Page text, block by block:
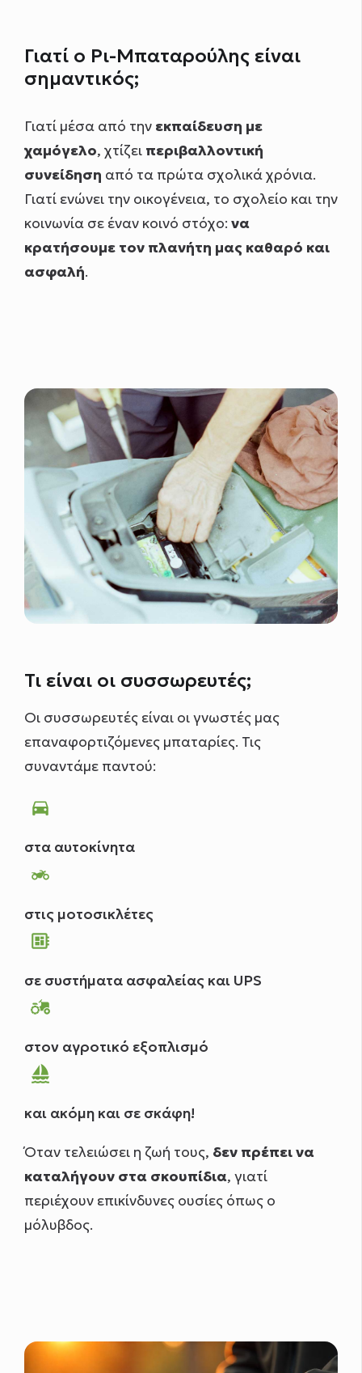
Γιατί ο Ρι-Μπαταρούλης είναι
σημαντικός;
Γιατί μέσα από την εκπαίδευση με
χαμόγελο, χτίζει περιβαλλοντική
συνείδηση από τα πρώτα σχολικά χρόνια.
Γιατί ενώνει την οικογένεια, το σχολείο και την
κοινωνία σε έναν κοινό στόχο: να
κρατήσουμε τον πλανήτη μας καθαρό και
ασφαλή.
Τι είναι οι συσσωρευτές;
Οι συσσωρευτές είναι οι γνωστές μας
επαναφορτιζόμενες μπαταρίες. Τις
συναντάμε παντού:
directions_car
στα αυτοκίνητα
two_wheeler
στις μοτοσικλέτες
developer_board
σε συστήματα ασφαλείας και UPS
agriculture
στον αγροτικό εξοπλισμό
sailing
και ακόμη και σε σκάφη!
Όταν τελειώσει η ζωή τους, δεν πρέπει να
καταλήγουν στα σκουπίδια, γιατί
περιέχουν επικίνδυνες ουσίες όπως ο
μόλυβδος.